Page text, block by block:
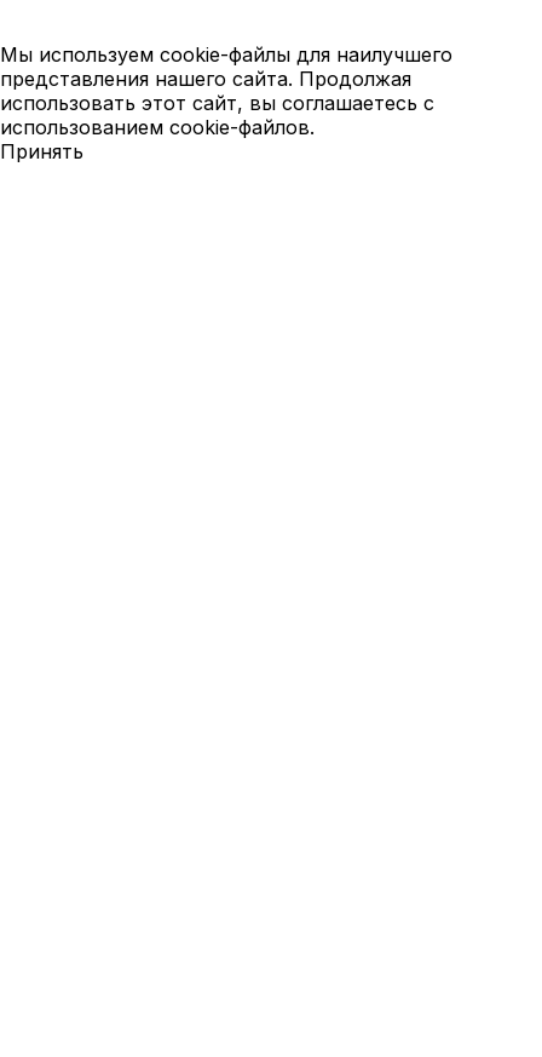
Мы используем cookie-файлы для наилучшего
представления нашего сайта. Продолжая
использовать этот сайт, вы соглашаетесь с
использованием cookie-файлов.
Принять